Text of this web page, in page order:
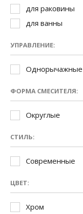
для раковины
для ванны
УПРАВЛЕНИЕ:
Однорычажные
ФОРМА СМЕСИТЕЛЯ:
Округлые
СТИЛЬ:
Современные
ЦВЕТ:
Хром